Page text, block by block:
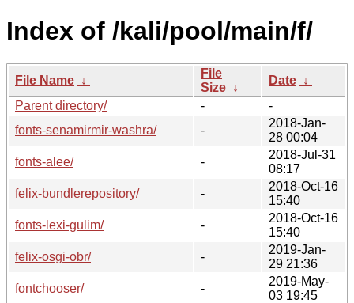
Index of /kali/pool/main/f/
File Name ↓
File
Size ↓
Date ↓
Parent directory/
-
-
fonts-senamirmir-washra/
-
2018-Jan-
28 00:04
fonts-alee/
-
2018-Jul-31
08:17
felix-bundlerepository/
-
2018-Oct-16
15:40
fonts-lexi-gulim/
-
2018-Oct-16
15:40
felix-osgi-obr/
-
2019-Jan-
29 21:36
fontchooser/
-
2019-May-
03 19:45